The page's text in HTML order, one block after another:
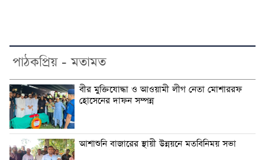
পাঠকপ্রিয় - মতামত
বীর মুক্তিযোদ্ধা ও আওয়ামী লীগ নেতা মোশাররফ
হোসেনের দাফন সম্পন্ন
আশাশুনি বাজারের স্থায়ী উন্নয়নে মতবিনিময় সভা